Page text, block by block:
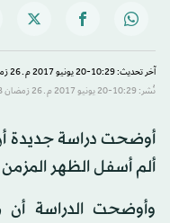
آخر تحديث: 10:29-20 يونيو 2017 م ـ 26 رَمضان 1438 هـ
نُشر: 10:29-20 يونيو 2017 م ـ 26 رَمضان 1438 هـ
أوضحت دراسة جديدة
ألم أسفل الظهر